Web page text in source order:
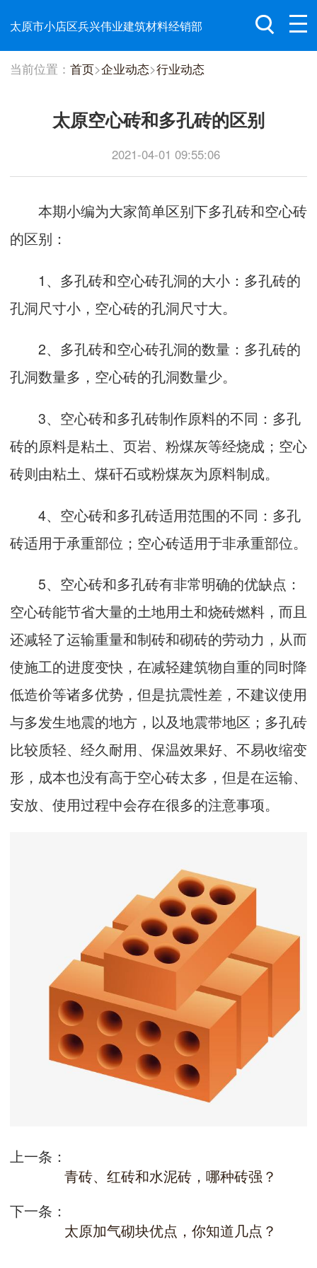
太原市小店区兵兴伟业建筑材料经销部
当前位置： 首页>企业动态>行业动态
太原空心砖和多孔砖的区别
2021-04-01 09:55:06
本期小编为大家简单区别下多孔砖和空心砖
的区别：
1、多孔砖和空心砖孔洞的大小：多孔砖的
孔洞尺寸小，空心砖的孔洞尺寸大。
2、多孔砖和空心砖孔洞的数量：多孔砖的
孔洞数量多，空心砖的孔洞数量少。
3、空心砖和多孔砖制作原料的不同：多孔
砖的原料是粘土、页岩、粉煤灰等经烧成；空心
砖则由粘土、煤矸石或粉煤灰为原料制成。
4、空心砖和多孔砖适用范围的不同：多孔
砖适用于承重部位；空心砖适用于非承重部位。
5、空心砖和多孔砖有非常明确的优缺点：
空心砖能节省大量的土地用土和烧砖燃料，而且
还减轻了运输重量和制砖和砌砖的劳动力，从而
使施工的进度变快，在减轻建筑物自重的同时降
低造价等诸多优势，但是抗震性差，不建议使用
与多发生地震的地方，以及地震带地区；多孔砖
比较质轻、经久耐用、保温效果好、不易收缩变
形，成本也没有高于空心砖太多，但是在运输、
安放、使用过程中会存在很多的注意事项。
上一条：
青砖、红砖和水泥砖，哪种砖强？
下一条：
太原加气砌块优点，你知道几点？